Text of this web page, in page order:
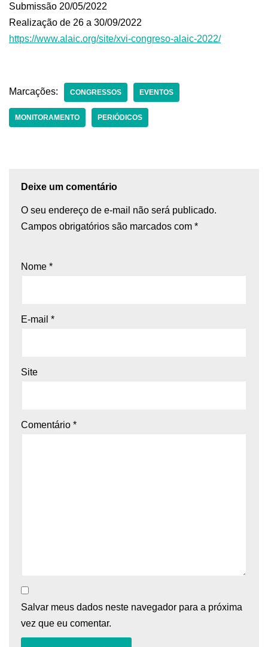
Submissão 20/05/2022
Realização de 26 a 30/09/2022
https://www.alaic.org/site/xvi-congreso-alaic-2022/
Marcações: CONGRESSOS EVENTOS
MONITORAMENTO PERIÓDICOS
Deixe um comentário
O seu endereço de e-mail não será publicado.
Campos obrigatórios são marcados com *
Nome *
E-mail *
Site
Comentário *
Salvar meus dados neste navegador para a próxima
vez que eu comentar.